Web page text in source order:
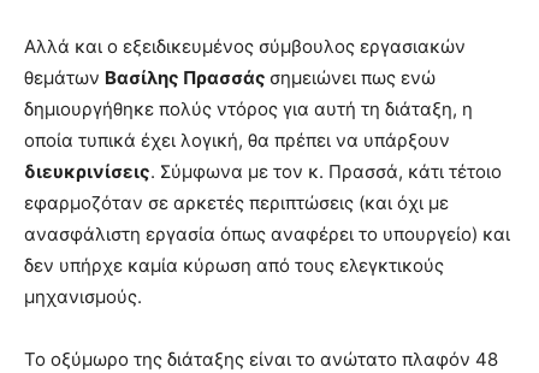
Αλλά και ο εξειδικευμένος σύμβουλος εργασιακών
θεμάτων Βασίλης Πρασσάς σημειώνει πως ενώ
δημιουργήθηκε πολύς ντόρος για αυτή τη διάταξη, η
οποία τυπικά έχει λογική, θα πρέπει να υπάρξουν
διευκρινίσεις. Σύμφωνα με τον κ. Πρασσά, κάτι τέτοιο
εφαρμοζόταν σε αρκετές περιπτώσεις (και όχι με
ανασφάλιστη εργασία όπως αναφέρει το υπουργείο) και
δεν υπήρχε καμία κύρωση από τους ελεγκτικούς
μηχανισμούς.
Το οξύμωρο της διάταξης είναι το ανώτατο πλαφόν 48